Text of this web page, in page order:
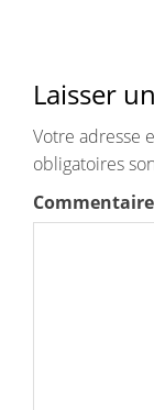
Laisser
Votre adresse
obligatoires
Commentaire